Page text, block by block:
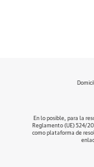
En lo posible, para la
Reglamento (UE) 524/
como plataforma de